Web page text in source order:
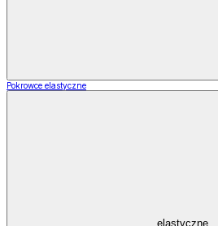
Pokrowce elastyczne
elastyczne